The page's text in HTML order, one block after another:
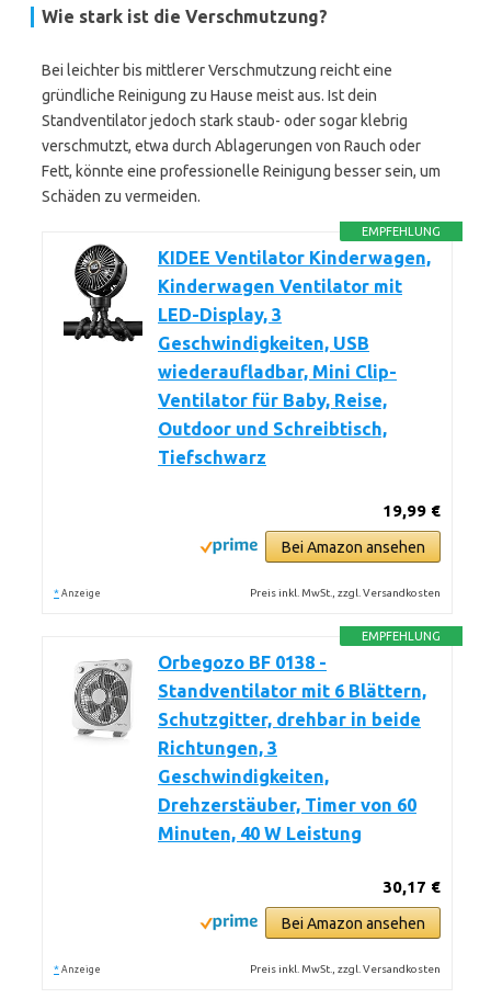
Wie stark ist die Verschmutzung?
Bei leichter bis mittlerer Verschmutzung reicht eine
gründliche Reinigung zu Hause meist aus. Ist dein
Standventilator jedoch stark staub- oder sogar klebrig
verschmutzt, etwa durch Ablagerungen von Rauch oder
Fett, könnte eine professionelle Reinigung besser sein, um
Schäden zu vermeiden.
EMPFEHLUNG
KIDEE Ventilator Kinderwagen,
Kinderwagen Ventilator mit
LED-Display, 3
Geschwindigkeiten, USB
wiederaufladbar, Mini Clip-
Ventilator für Baby, Reise,
Outdoor und Schreibtisch,
Tiefschwarz
19,99 €
Bei Amazon ansehen
* Anzeige Preis inkl. MwSt., zzgl. Versandkosten
EMPFEHLUNG
Orbegozo BF 0138 -
Standventilator mit 6 Blättern,
Schutzgitter, drehbar in beide
Richtungen, 3
Geschwindigkeiten,
Drehzerstäuber, Timer von 60
Minuten, 40 W Leistung
30,17 €
Bei Amazon ansehen
* Anzeige Preis inkl. MwSt., zzgl. Versandkosten